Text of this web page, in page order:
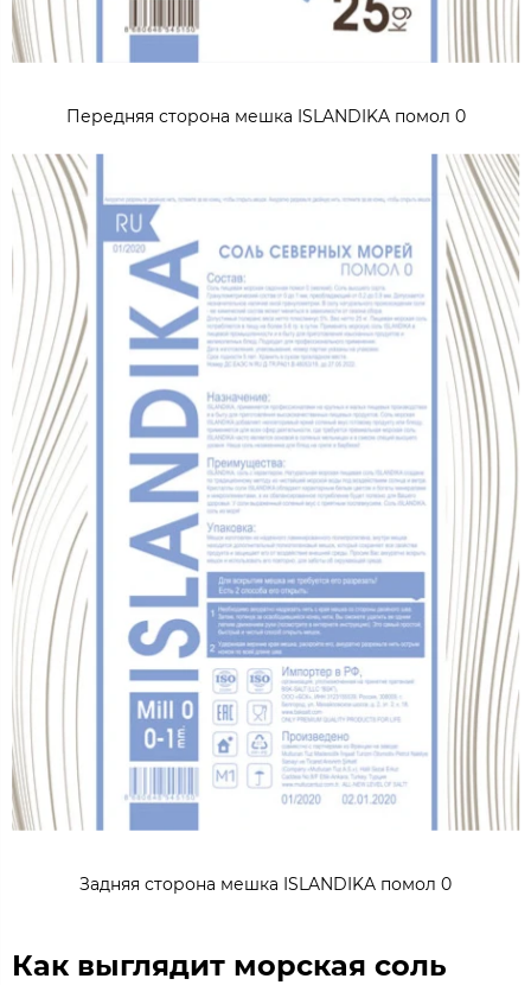
Передняя сторона мешка ISLANDIKA помол 0
Задняя сторона мешка ISLANDIKA помол 0
Как выглядит морская соль